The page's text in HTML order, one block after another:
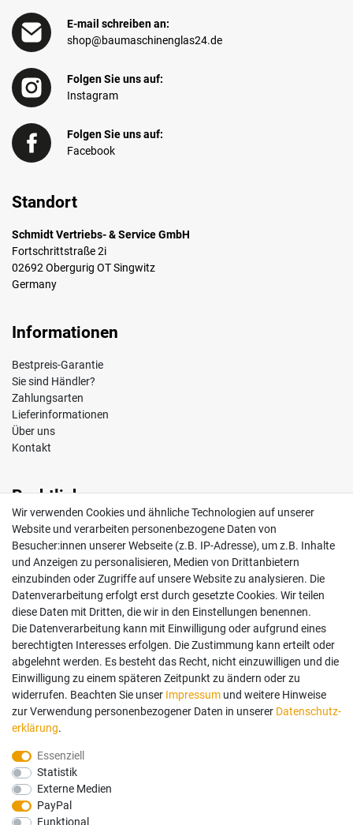
E-mail schreiben an:
shop@baumaschinenglas24.de
Folgen Sie uns auf:
Instagram
Folgen Sie uns auf:
Facebook
Standort
Schmidt Vertriebs- & Service GmbH
Fortschrittstraße 2i
02692 Obergurig OT Singwitz
Germany
Informationen
Bestpreis-Garantie
Sie sind Händler?
Zahlungsarten
Lieferinformationen
Über uns
Kontakt
Rechtliches
Impressum
AGB
Widerrufsrecht
Datenschutz
Vertrag widerrufen
Mein Konto
Anmelden
Registrieren
Bezahlung und Versand
Wir bieten Ihnen viele Möglichkeiten einer sicheren Bezahlung.
Wir verwenden Cookies und ähnliche Technologien auf unserer
Website und verarbeiten personenbezogene Daten von
Besucher:innen unserer Webseite (z.B. IP-Adresse), um z.B. Inhalte
und Anzeigen zu personalisieren, Medien von Drittanbietern
einzubinden oder Zugriffe auf unsere Website zu analysieren. Die
Datenverarbeitung erfolgt erst durch gesetzte Cookies. Wir teilen
diese Daten mit Dritten, die wir in den Einstellungen benennen.
Die Datenverarbeitung kann mit Einwilligung oder aufgrund eines
berechtigten Interesses erfolgen. Die Zustimmung kann erteilt oder
abgelehnt werden. Es besteht das Recht, nicht einzuwilligen und die
Einwilligung zu einem späteren Zeitpunkt zu ändern oder zu
widerrufen. Beachten Sie unser Impressum und weitere Hinweise
zur Verwendung personenbezogener Daten in unserer Daten­schutz­
erklärung.
Essenziell
Statistik
Externe Medien
PayPal
Funktional